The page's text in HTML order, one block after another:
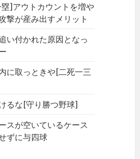
]アウトカウントを増や
撃が産み出すメリット
い付かれた原因となっ
に取っときや[二死一三
るな[守り勝つ野球]
スが空いているケース
ずに与四球